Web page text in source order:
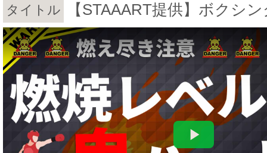
タイトル
【STAAART提供】ボクシ